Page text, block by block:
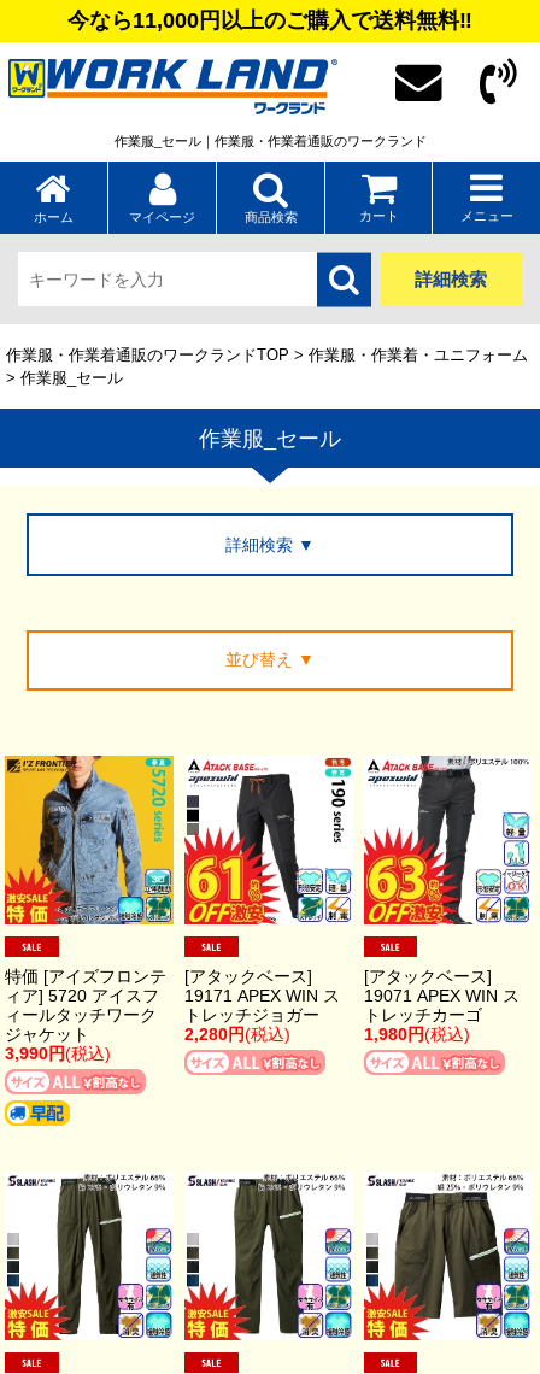
今なら11,000円以上のご購入で送料無料‼
作業服_セール｜作業服・作業着通販のワークランド
ホーム マイページ 商品検索 カート メニュー
詳細検索
作業服・作業着通販のワークランドTOP > 作業服・作業着・ユニフォーム
> 作業服_セール
作業服_セール
詳細検索 ▼
並び替え ▼
特価 [アイズフロンテ
ィア] 5720 アイスフ
ィールタッチワーク
ジャケット
3,990円(税込)
[アタックベース]
19171 APEX WIN ス
トレッチジョガー
2,280円(税込)
[アタックベース]
19071 APEX WIN ス
トレッチカーゴ
1,980円(税込)